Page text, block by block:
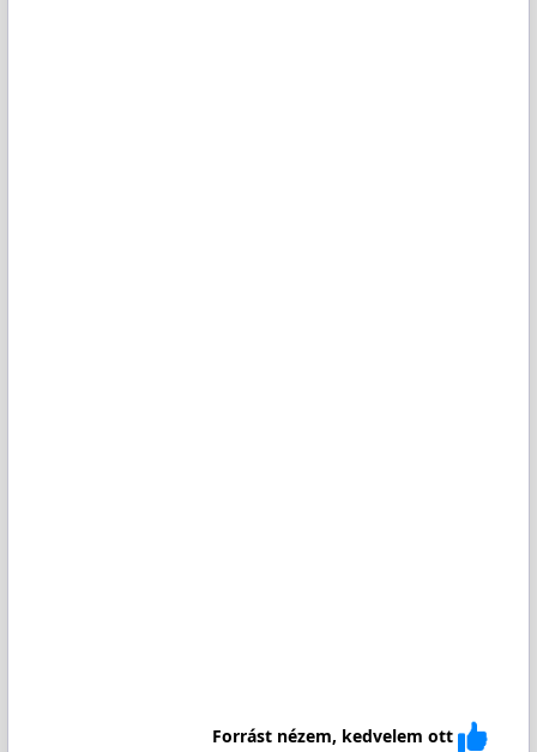
Forrást nézem, kedvelem ott